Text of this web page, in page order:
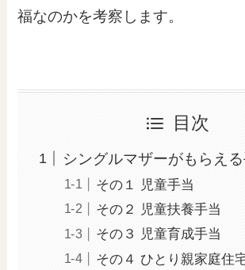
福なのかを考察します。
目次
シングルマザーがもらえ
その１ 児童手当
その２ 児童扶養手当
その３ 児童育成手当
その４ ひとり親家庭住